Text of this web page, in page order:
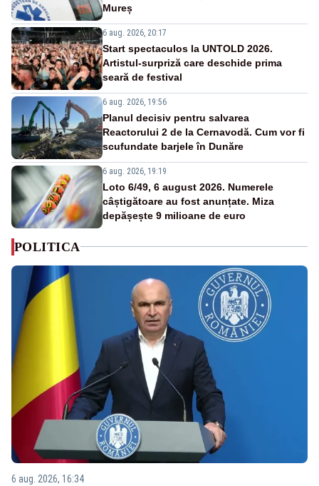
Mureș
6 aug. 2026, 20:17
Start spectaculos la UNTOLD 2026.
Artistul-surpriză care deschide prima
seară de festival
6 aug. 2026, 19:56
Planul decisiv pentru salvarea
Reactorului 2 de la Cernavodă. Cum vor fi
scufundate barjele în Dunăre
6 aug. 2026, 19:19
Loto 6/49, 6 august 2026. Numerele
câștigătoare au fost anunțate. Miza
depășește 9 milioane de euro
POLITICA
6 aug. 2026, 16:34